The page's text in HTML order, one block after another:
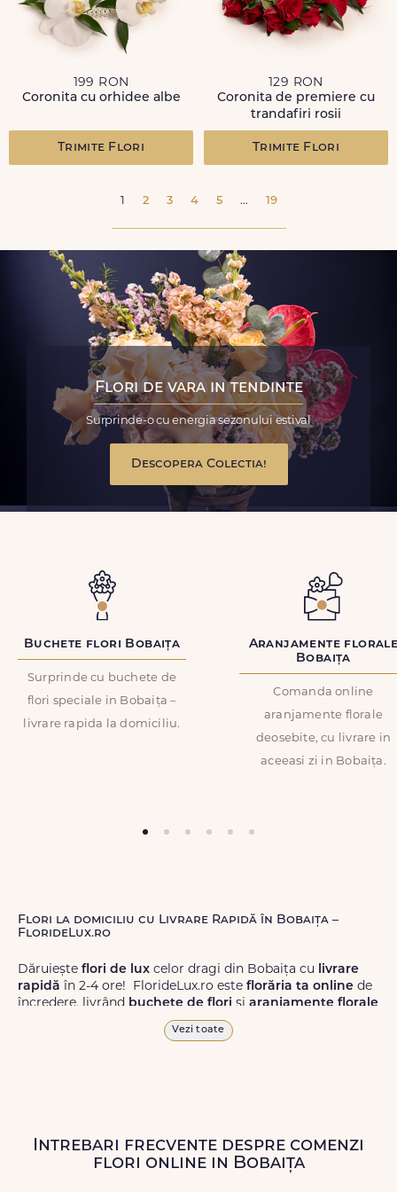
199 RON
Coronita cu orhidee albe
Trimite Flori
129 RON
Coronita de premiere cu
trandafiri rosii
Trimite Flori
1 2 3 4 5 ... 19
Flori de vara in tendinte
Surprinde-o cu energia sezonului estival
Descopera Colectia!
Buchete flori Bobaița
Surprinde cu buchete de
flori speciale in Bobaița –
livrare rapida la domiciliu.
Aranjamente
Bobaița
Comanda online
aranjamente florale
deosebite, cu livrare in
aceeasi zi in Bobaița.
Flori la domiciliu cu Livrare Rapidă în Bobaița –
FlorideLux.ro
Dăruiește flori de lux celor dragi din Bobaița cu livrare
rapidă în 2-4 ore! FlorideLux.ro este florăria ta online de
încredere, livrând buchete de flori și aranjamente florale
de calitate superioară în Bobaița și în toată România.
Livrăm buchete de florichiar și în weekend, pentru ca tu
să poți adresa un gest frumos atunci când ai nevoie.
Vezi toate
Intrebari frecvente despre comenzi
flori online in Bobaița